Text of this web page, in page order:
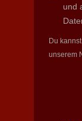
und
Du
unserem